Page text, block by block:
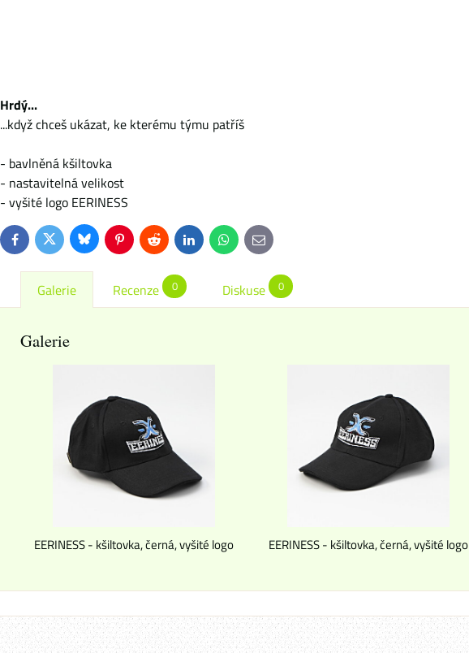
Hrdý...
...když chceš ukázat, ke kterému týmu patříš
- bavlněná kšiltovka
- nastavitelná velikost
- vyšité logo EERINESS
FacebookTwitterBlueskyPinterestReddit LinkedInWhatsApp
E-
mail
Galerie Recenze 0 Diskuse 0
Galerie
EERINESS - kšiltovka, černá, vyšité logo EERINESS - kšiltovka, černá, vyšité logo